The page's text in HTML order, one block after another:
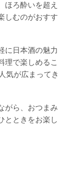
ほろ酔いを超え
しむのがおすす
に日本酒の魅力
理で楽しめるこ
気が広まってき
がら、おつまみ
とときをお楽し